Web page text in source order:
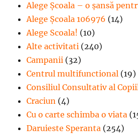
Alege Şcoala – o şansă
Alege Școala 106976 (14)
Alege Scoala! (10)
Alte activitati (240)
Campanii (32)
Centrul multifunctional (19)
Consiliul Consultativ al
Craciun (4)
Cu o carte schimba o viata
Daruieste Speranta (254)